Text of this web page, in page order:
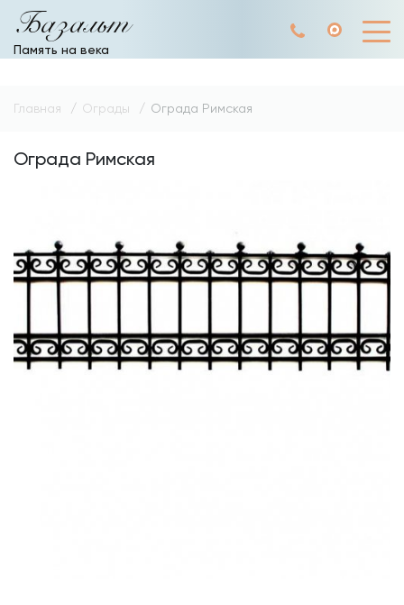
Базальт
Память на века
Главная Ограды Ограда Римская
Ограда Римская